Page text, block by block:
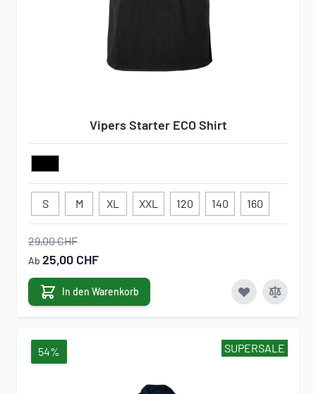
Vipers Starter ECO Shirt
S M XL XXL 120 140 160
29,00 CHF
Ab 25,00 CHF
In den Warenkorb
SUPERSALE
54%